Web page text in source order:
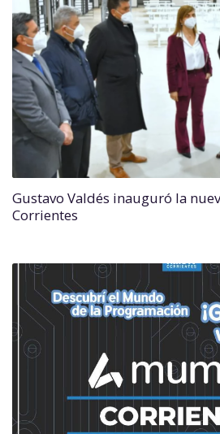
Gustavo Valdés inauguró la
Corrientes